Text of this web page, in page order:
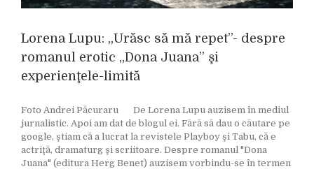
Lorena Lupu: „Urăsc să mă repet”- despre
romanul erotic „Dona Juana” şi
experienţele-limită
Foto Andrei Păcuraru De Lorena Lupu auzisem în mediul
jurnalistic. Apoi am dat de blogul ei. Fără să dau o căutare pe
google, ştiam că a lucrat la revistele Playboy şi Tabu, că e
actriţă, dramaturg şi scriitoare. Despre romanul "Dona
Juana" (editura Herg Benet) auzisem vorbindu-se în termen